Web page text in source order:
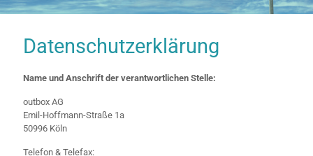
Datenschutzerklärung
Name und Anschrift der verantwortlichen Stelle:
outbox AG
Emil-Hoffmann-Straße 1a
50996 Köln
Telefon & Telefax: